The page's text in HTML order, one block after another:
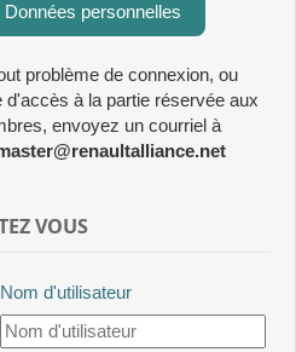
Données personnelles
problème de connexion, ou
d'accès à la partie réservée aux
envoyez un courriel à
VOUS
Nom d'utilisateur